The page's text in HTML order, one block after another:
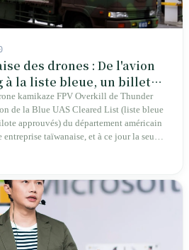
des drones : De l'avion
à la liste bleue, un billet
Tiger
kamikaze FPV Overkill de Thunder
de la Blue UAS Cleared List (liste bleue
approuvés) du département américain
taïwanaise, et à ce jour la seule.
finis et les 165 composants de cette
prioritaire pour les fabricants taïwanais ; la
de loi révèle une réalité : Taïwan avance
les États-Unis doivent légiférer pour
qui fabrique des avions
à Taichung prévoit de construire sa